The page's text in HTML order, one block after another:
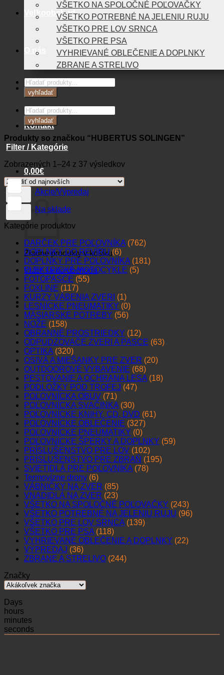
Veľkoobchod
O nás
Blog
Kontakt
0,00€
Košík
Žiadne produkty v košíku.
Vrátiť sa do obchodu
VŠETKO NA SPOLOČNÉ POĽOVAČKY
VŠETKO POTREBNÉ NA JELENIU RUJU
VŠETKO PRE LOV SRNCA
VŠETKO PRE PSA
VYHRIEVANÉ OBLEČENIE A DOPLNKY
ZBRANE A STRELIVO
Products
search
vyhľadať
Products
search
vyhľadať
Produkty so značkou “HUBERTUS SOLINGEN”
Filter / Kategórie
Zobrazených 1–24 z 37 výsledkovZoradené
Akcie/Výpredaj
Na sklade
Kategórie produktov
DARČEK PRE POĽOVNÍKA (762)
DOPLNKY DO REVÍRU (6)
DOPLNKY PRE POĽOVNÍKA (181)
ELEKTRICKÉ MOTOCYKLE (5)
FOTOPASCE (55)
FOXLINE (117)
KURZY VÁBENIA ZVERI (1)
LESNÍCKE PNEUMATIKY (0)
MÄSIARSKE POTREBY (56)
NOŽE (158)
OBRANNÉ PROSTRIEDKY (12)
ODPUDZOVAČE ZVERI A PASCE (63)
OPTIKA (320)
OSIVÁ A MIEŠANKY PRE ZVER (20)
OUTDOOROVÉ VYBAVENIE (68)
PESTOVANIE A OCHRANA LESA (18)
PODLOŽKY POD TROFEJ (47)
POĽOVNÍCKA OBUV (71)
POĽOVNÍCKA SVAČINKA (30)
POĽOVNÍCKE KNIHY, CD, DVD (61)
POĽOVNÍCKE OBLEČENIE (327)
POĽOVNÍCKE PNEUMATIKY (0)
POĽOVNÍCKE ŠPERKY A DOPLNKY (59)
PRÍSLUŠENSTVO PRE LOV (102)
PRÍSLUŠENSTVO PRE ZBRAŇ (195)
SVIETIDLÁ PRE POĽOVNÍKA (78)
Termovízne drony (6)
VÁBNIČKY NA ZVER (85)
VNADIDLÁ NA ZVER (23)
VŠETKO NA SPOLOČNÉ POĽOVAČKY (243)
VŠETKO POTREBNÉ NA JELENIU RUJU (96)
VŠETKO PRE LOV SRNCA (139)
VŠETKO PRE PSA (118)
VYHRIEVANÉ OBLEČENIE A DOPLNKY (22)
VÝPREDAJ (36)
ZBRANE A STRELIVO (244)
Značky
Days
hours
minutes
seconds